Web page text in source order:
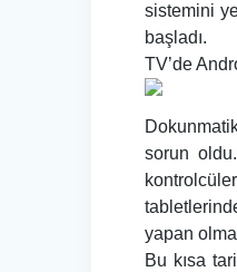
sistemini
başladı.
TV’de
sorun
yapan
Bu kısa